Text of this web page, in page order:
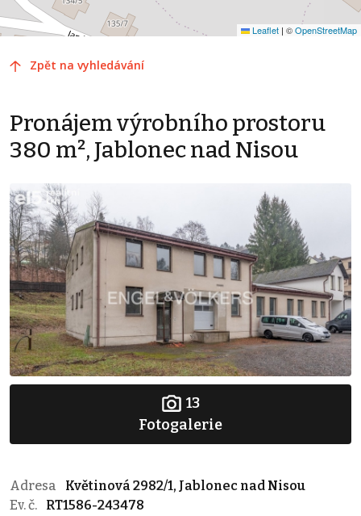
Leaflet | ©OpenStreetMap
Zpět na vyhledávání
Pronájem výrobního prostoru
380 m², Jablonec nad Nisou
13
Fotogalerie
Adresa
Květinová 2982/1, Jablonec nad Nisou
Ev. č.
RT1586-243478